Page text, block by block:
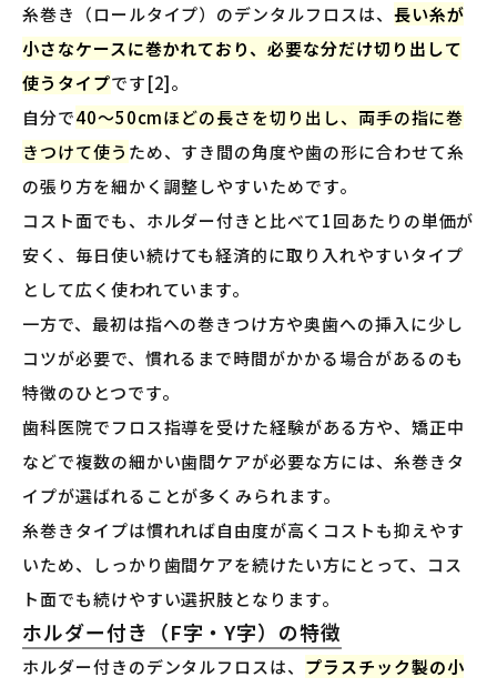
糸巻き（ロールタイプ）のデンタルフロスは、 長い糸が
小さなケースに巻かれており、必要な分だけ切り出して
使うタイプです[2]。
自分で40〜50cmほどの長さを切り出し、両手の指に巻
きつけて使う ため、すき間の角度や歯の形に合わせて糸
の張り方を細かく調整しやすいためです。
コスト面でも、ホルダー付きと比べて1回あたりの単価が
安く、毎日使い続けても経済的に取り入れやすいタイプ
として広く使われています。
一方で、最初は指への巻きつけ方や奥歯への挿入に少し
コツが必要で、慣れるまで時間がかかる場合があるのも
特徴のひとつです。
歯科医院でフロス指導を受けた経験がある方や、矯正中
などで複数の細かい歯間ケアが必要な方には、糸巻きタ
イプが選ばれることが多くみられます。
糸巻きタイプは慣れれば自由度が高くコストも抑えやす
いため、しっかり歯間ケアを続けたい方にとって、コス
ト面でも続けやすい選択肢となります。
ホルダー付き（F字・Y字）の特徴
ホルダー付きのデンタルフロスは、 プラスチック製の小